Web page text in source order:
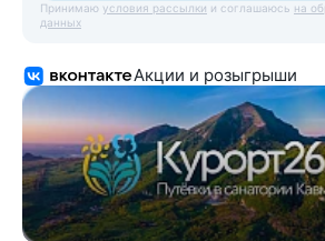
Принимаю условия рассылки и соглашаюсь на
данных
Акции и розыгрыши